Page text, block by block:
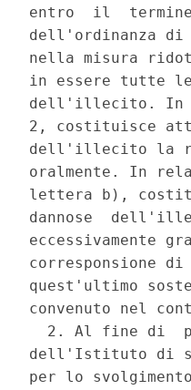
entro  il
dell'ordinanza di
nella misura
in essere tutte le
dell'illecito. In
2, costituisce
dell'illecito la
oralmente. In
lettera b),
dannose
eccessivamente
corresponsione
quest'ultimo
convenuto nel
2. Al fine di
dell'Istituto di
per lo